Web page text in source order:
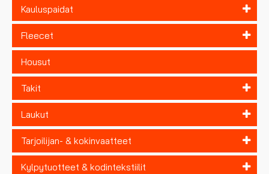
Kauluspaidat
Fleecet
Housut
Takit
Laukut
Tarjoilijan- & kokinvaatteet
Kylpytuotteet & kodintekstiilit